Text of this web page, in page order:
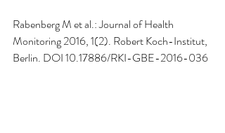
Rabenberg M et al.: Journal of Health
Monitoring 2016, 1(2). Robert Koch-Institut,
Berlin. DOI 10.17886/RKI-GBE-2016-036